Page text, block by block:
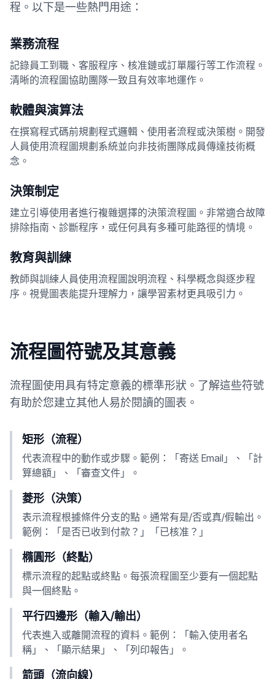
程。以下是一些熱門用途：
業務流程
記錄員工到職、客服程序、核准鏈或訂單履行等工作流程。
清晰的流程圖協助團隊一致且有效率地運作。
軟體與演算法
在撰寫程式碼前規劃程式邏輯、使用者流程或決策樹。開發
人員使用流程圖規劃系統並向非技術團隊成員傳達技術概
念。
決策制定
建立引導使用者進行複雜選擇的決策流程圖。非常適合故障
排除指南、診斷程序，或任何具有多種可能路徑的情境。
教育與訓練
教師與訓練人員使用流程圖說明流程、科學概念與逐步程
序。視覺圖表能提升理解力，讓學習素材更具吸引力。
流程圖符號及其意義
流程圖使用具有特定意義的標準形狀。了解這些符號
有助於您建立其他人易於閱讀的圖表。
矩形（流程）
代表流程中的動作或步驟。範例：「寄送 Email」、「計
算總額」、「審查文件」。
菱形（決策）
表示流程根據條件分支的點。通常有是/否或真/假輸出。
範例：「是否已收到付款？」「已核准？」
橢圓形（終點）
標示流程的起點或終點。每張流程圖至少要有一個起點
與一個終點。
平行四邊形（輸入/輸出）
代表進入或離開流程的資料。範例：「輸入使用者名
稱」、「顯示結果」、「列印報告」。
箭頭（流向線）